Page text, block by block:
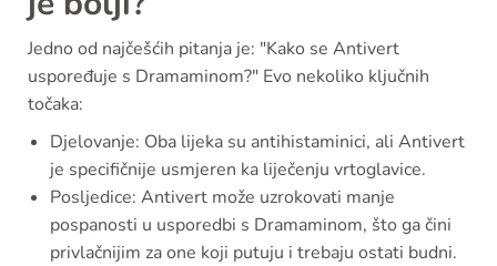
Jedno od najčešćih pitanja je: "Kako se Antivert
uspoređuje s Dramaminom?" Evo nekoliko ključnih
točaka:
Djelovanje: Oba lijeka su antihistaminici, ali Antivert
je specifičnije usmjeren ka liječenju vrtoglavice.
Posljedice: Antivert može uzrokovati manje
pospanosti u usporedbi s Dramaminom, što ga čini
privlačnijim za one koji putuju i trebaju ostati budni.